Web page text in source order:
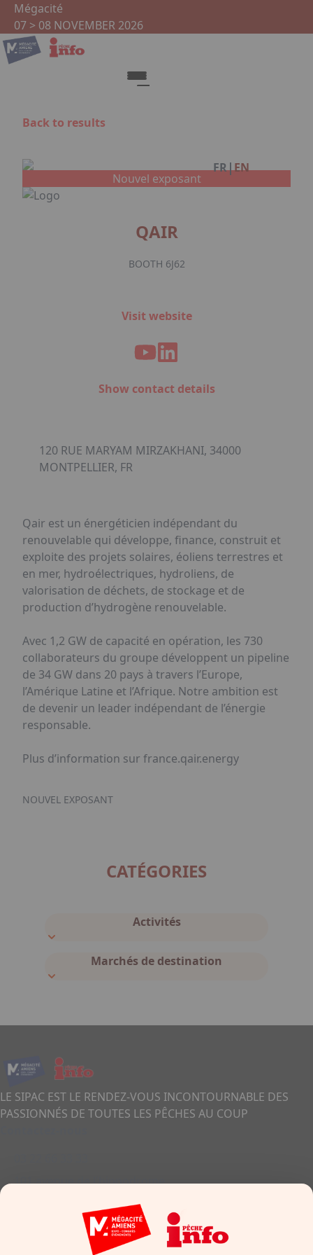
Skip to main content
Mégacité
07 > 08 NOVEMBER 2026
FR|EN
Back to results
Nouvel exposant
QAIR
BOOTH 6J62
Visit website
Show contact details
120 RUE MARYAM MIRZAKHANI, 34000
MONTPELLIER, FR
Qair est un énergéticien indépendant du
renouvelable qui développe, finance, construit et
exploite des projets solaires, éoliens terrestres et
en mer, hydroélectriques, hydroliens, de
valorisation de déchets, de stockage et de
production d’hydrogène renouvelable.
Avec 1,2 GW de capacité en opération, les 730
collaborateurs du groupe développent un pipeline
de 34 GW dans 20 pays à travers l’Europe,
l’Amérique Latine et l’Afrique. Notre ambition est
de devenir un leader indépendant de l’énergie
responsable.
Plus d’information sur france.qair.energy
NOUVEL EXPOSANT
CATÉGORIES
Activités
Marchés de destination
LE SIPAC EST LE RENDEZ-VOUS INCONTOURNABLE DES
PASSIONNÉS DE TOUTES LES PÊCHES AU COUP
101 avenue de l'hippodrome
Formulaire de contact
Cookies management panel